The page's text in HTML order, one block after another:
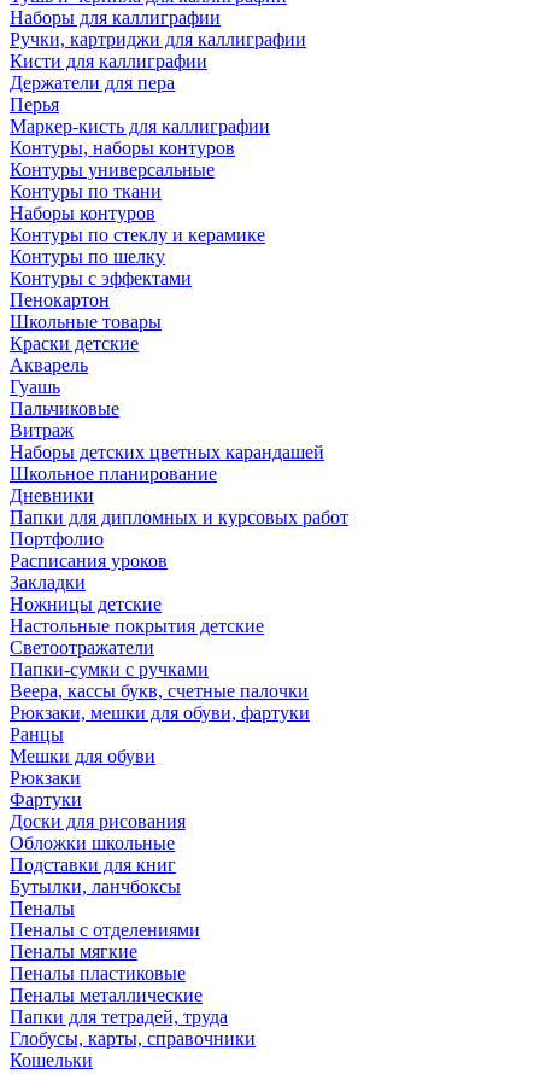
Наборы для каллиграфии
Ручки, картриджи для каллиграфии
Кисти для каллиграфии
Держатели для пера
Перья
Маркер-кисть для каллиграфии
Контуры, наборы контуров
Контуры универсальные
Контуры по ткани
Наборы контуров
Контуры по стеклу и керамике
Контуры по шелку
Контуры с эффектами
Пенокартон
Школьные товары
Краски детские
Акварель
Гуашь
Пальчиковые
Витраж
Наборы детских цветных карандашей
Школьное планирование
Дневники
Папки для дипломных и курсовых работ
Портфолио
Расписания уроков
Закладки
Ножницы детские
Настольные покрытия детские
Светоотражатели
Папки-сумки с ручками
Веера, кассы букв, счетные палочки
Рюкзаки, мешки для обуви, фартуки
Ранцы
Мешки для обуви
Рюкзаки
Фартуки
Доски для рисования
Обложки школьные
Подставки для книг
Бутылки, ланчбоксы
Пеналы
Пеналы с отделениями
Пеналы мягкие
Пеналы пластиковые
Пеналы металлические
Папки для тетрадей, труда
Глобусы, карты, справочники
Кошельки